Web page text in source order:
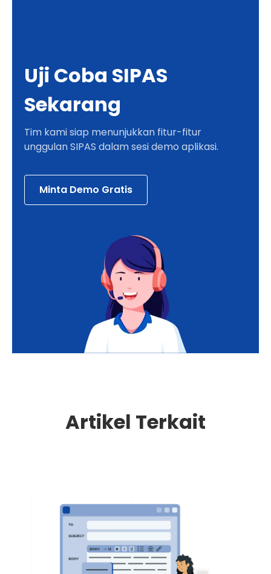
Uji Coba SIPAS
Sekarang
Tim kami siap menunjukkan fitur-fitur
unggulan SIPAS dalam sesi demo aplikasi.
Minta Demo Gratis
Artikel Terkait